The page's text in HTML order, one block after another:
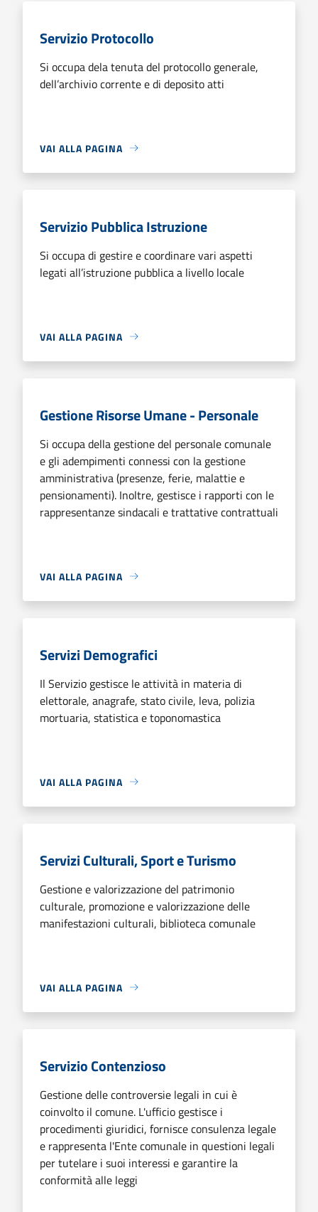
Servizio Protocollo
Si occupa dela tenuta del protocollo generale,
dell’archivio corrente e di deposito atti
VAI ALLA PAGINA
Servizio Pubblica Istruzione
Si occupa di gestire e coordinare vari aspetti
legati all’istruzione pubblica a livello locale
VAI ALLA PAGINA
Gestione Risorse Umane - Personale
Si occupa della gestione del personale comunale
e gli adempimenti connessi con la gestione
amministrativa (presenze, ferie, malattie e
pensionamenti). Inoltre, gestisce i rapporti con le
rappresentanze sindacali e trattative contrattuali
VAI ALLA PAGINA
Servizi Demografici
Il Servizio gestisce le attività in materia di
elettorale, anagrafe, stato civile, leva, polizia
mortuaria, statistica e toponomastica
VAI ALLA PAGINA
Servizi Culturali, Sport e Turismo
Gestione e valorizzazione del patrimonio
culturale, promozione e valorizzazione delle
manifestazioni culturali, biblioteca comunale
VAI ALLA PAGINA
Servizio Contenzioso
Gestione delle controversie legali in cui è
coinvolto il comune. L'ufficio gestisce i
procedimenti giuridici, fornisce consulenza legale
e rappresenta l'Ente comunale in questioni legali
per tutelare i suoi interessi e garantire la
conformità alle leggi